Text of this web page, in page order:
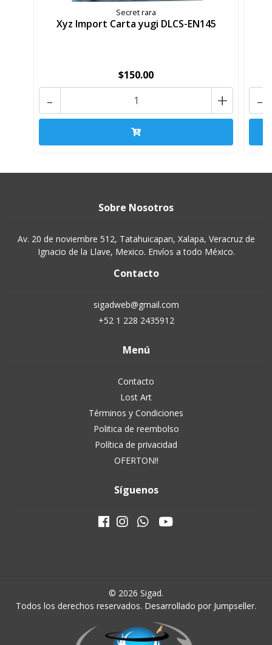
Secret rara
Xyz Import Carta yugi DLCS-EN145
$150.00
+
- -
Sobre Nosotros
Av. 20 de noviembre 512, Tatahuicapan, Xalapa, Veracruz de
Ignacio de la Llave, Mexico. Envíos a todo México.
Contacto
sigadweb@gmail.com
+52 1 228 2435912
Menú
Contacto
Lost Art
Términos y Condiciones
Politica de reembolso
Política de privacidad
OFERTON!!
Síguenos
© 2026 Sigad.
Todos los derechos reservados. Desarrollado por Jumpseller.